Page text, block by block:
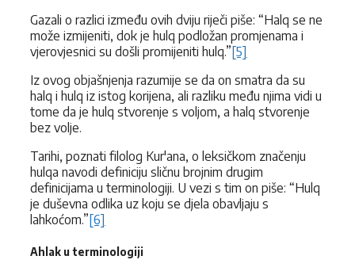
Gazali o razlici između ovih dviju riječi piše: “Halq se ne
može izmijeniti, dok je hulq podložan promjenama i
vjerovjesnici su došli promijeniti hulq.”[5]
Iz ovog objašnjenja razumije se da on smatra da su
halq i hulq iz istog korijena, ali razliku među njima vidi u
tome da je hulq stvorenje s voljom, a halq stvorenje
bez volje.
Tarihi, poznati filolog Kur'ana, o leksičkom značenju
hulqa navodi definiciju sličnu brojnim drugim
definicijama u terminologiji. U vezi s tim on piše: “Hulq
je duševna odlika uz koju se djela obavljaju s
lahkoćom.”[6]
Ahlak u terminologiji